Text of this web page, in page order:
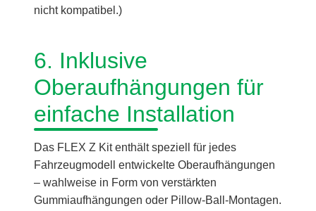
nicht kompatibel.)
6. Inklusive
Oberaufhängungen für
einfache Installation
Das FLEX Z Kit enthält speziell für jedes
Fahrzeugmodell entwickelte Oberaufhängungen
– wahlweise in Form von verstärkten
Gummiaufhängungen oder Pillow-Ball-Montagen.